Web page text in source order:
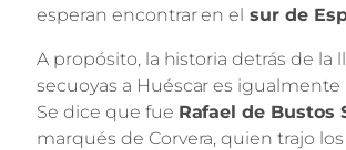
esperan encontrar en el sur de
A propósito, la historia detrás de la
secuoyas a Huéscar es
Se dice que fue Rafael de Bustos
marqués de Corvera, quien trajo